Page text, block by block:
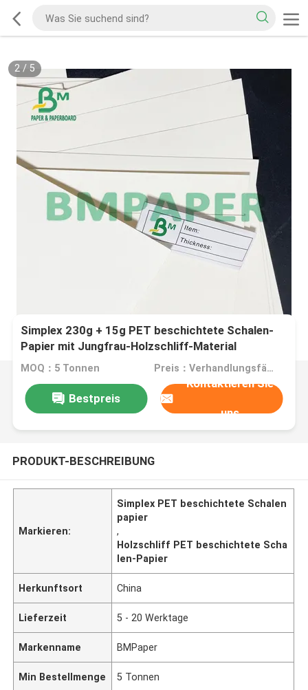
2/ 5
Simplex 230g + 15g PET beschichtete Schalen-
Papier mit Jungfrau-Holzschliff-Material
MOQ：5 Tonnen Preis：Verhandlungsfähig
Bestpreis
Kontaktieren Sie
uns
PRODUKT-BESCHREIBUNG
Markieren:
Simplex PET beschichtete Schalen
papier
,
Holzschliff PET beschichtete Scha
len-Papier
Herkunftsort China
Lieferzeit 5 - 20 Werktage
Markenname BMPaper
Min Bestellmenge 5 Tonnen